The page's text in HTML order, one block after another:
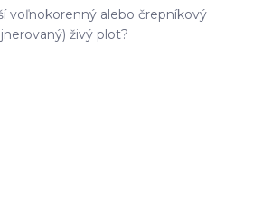
voľnokorenný alebo črepníkový
živý plot?